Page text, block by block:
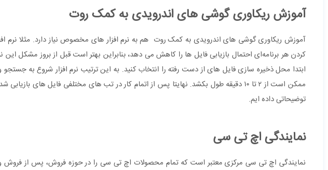
آموزش ریکاوری گوشی های اندرویدی به کمک روت
کردن هر برنامه‌ای احتمال بازیابی فایل ها را کاهش می دهد، بنابراین بهتر است قبل از بروز مشکل
ابتدا محل ذخیره سازی فایل های از دست رفته را انتخاب کنید. به این ترتیب نرم افزار شروع به
ممکن است از ۲ تا ۱۰ دقیقه طول بکشد. نهایتا پس از اتمام کار در تب های مختلفی فایل های
توضیحاتی داده ایم.
نمایندگی اچ تی سی
نمایندگی اچ تی سی مرکزی معتبر است که تمام محصولات اچ تی سی را در حوزه فروش، پس از فروش